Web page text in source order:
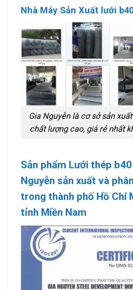
Nhà Máy Sản Xuất lưới
Gia Nguyễn là cơ sở sản
chất lượng cao, giá rẻ nhất
Sản phẩm Lưới thép
Nguyễn sản xuất và
trong thành phố Hồ Chí
tỉnh Miền Nam